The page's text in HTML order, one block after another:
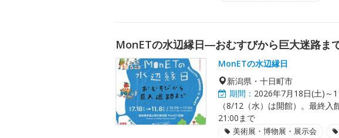
MonETの水辺縁日―おむすびから巨大迷路ま
MonETの水辺縁日
新潟県・十日町市
期間： 2026年7月18日(土)～
（8/12（水）は開館）。最終
21:00まで
美術展・博物展・展示会